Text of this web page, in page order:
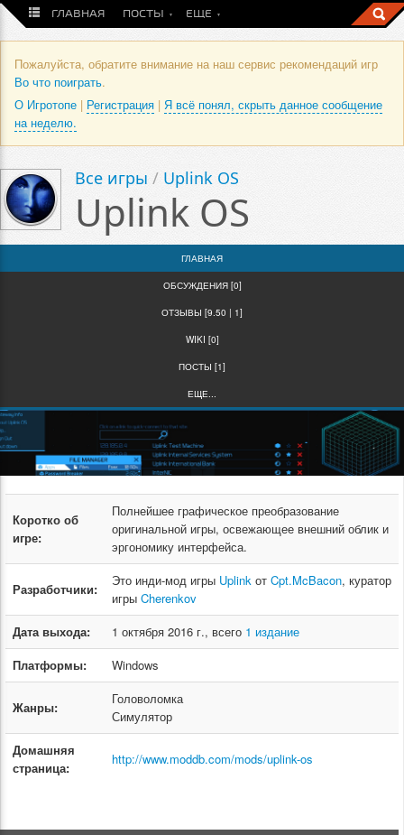
ГЛАВНАЯ ПОСТЫ ЕЩЕ
Пожалуйста, обратите внимание на наш сервис рекомендаций игр
Во что поиграть.
О Игротопе | Регистрация | Я всё понял, скрыть данное сообщение
на неделю.
Все игры / Uplink OS
Uplink OS
ГЛАВНАЯ
ОБСУЖДЕНИЯ [0]
ОТЗЫВЫ [9.50 | 1]
WIKI [0]
ПОСТЫ [1]
ЕЩЕ...
Коротко об
игре:
Полнейшее графическое преобразование
оригинальной игры, освежающее внешний облик и
эргономику интерфейса.
Разработчики:
Это инди-мод игры Uplink от Cpt.McBacon, куратор
игры Cherenkov
Дата выхода:
1 октября 2016 г., всего 1 издание
Платформы:
Windows
Жанры:
Головоломка
Симулятор
Домашняя
страница:
http://www.moddb.com/mods/uplink-os